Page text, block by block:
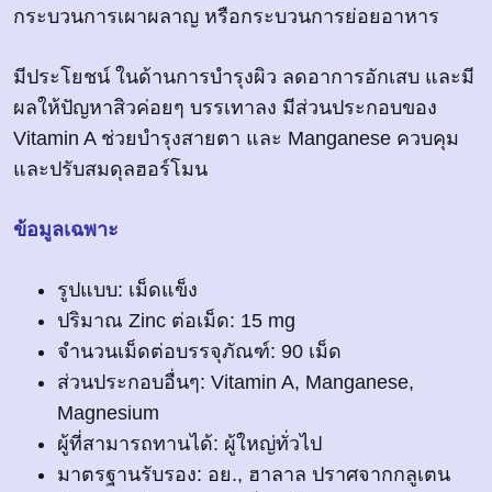
กระบวนการเผาผลาญ หรือกระบวนการย่อยอาหาร
มีประโยชน์ ในด้านการบำรุงผิว ลดอาการอักเสบ และมี
ผลให้ปัญหาสิวค่อยๆ บรรเทาลง มีส่วนประกอบของ
Vitamin A ช่วยบำรุงสายตา และ Manganese ควบคุม
และปรับสมดุลฮอร์โมน
ข้อมูลเฉพาะ
รูปแบบ: เม็ดแข็ง
ปริมาณ Zinc ต่อเม็ด: 15 mg
จำนวนเม็ดต่อบรรจุภัณฑ์: 90 เม็ด
ส่วนประกอบอื่นๆ: Vitamin A, Manganese,
Magnesium
ผู้ที่สามารถทานได้: ผู้ใหญ่ทั่วไป
มาตรฐานรับรอง: อย., ฮาลาล ปราศจากกลูเตน